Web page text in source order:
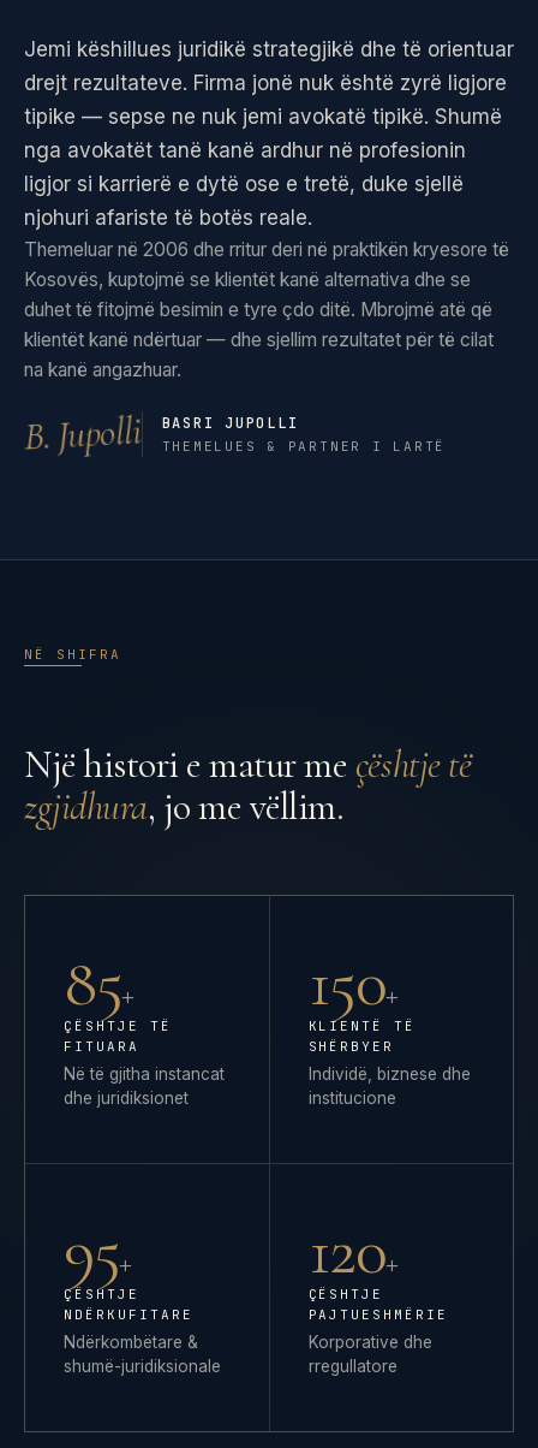
Jemi këshillues juridikë strategjikë dhe të orientuar
drejt rezultateve. Firma jonë nuk është zyrë ligjore
tipike — sepse ne nuk jemi avokatë tipikë. Shumë
nga avokatët tanë kanë ardhur në profesionin
ligjor si karrierë e dytë ose e tretë, duke sjellë
njohuri afariste të botës reale.
Themeluar në 2006 dhe rritur deri në praktikën kryesore të
Kosovës, kuptojmë se klientët kanë alternativa dhe se
duhet të fitojmë besimin e tyre çdo ditë. Mbrojmë atë që
klientët kanë ndërtuar — dhe sjellim rezultatet për të cilat
na kanë angazhuar.
B. Jupolli BASRI JUPOLLI
THEMELUES & PARTNER I LARTË
NË SHIFRA
Një histori e matur me çështje të
zgjidhura, jo me vëllim.
85+
ÇËSHTJE TË
FITUARA
Në të gjitha instancat
dhe juridiksionet
150+
KLIENTË TË
SHËRBYER
Individë, biznese dhe
institucione
95+
ÇËSHTJE
NDËRKUFITARE
Ndërkombëtare &
shumë-juridiksionale
120+
ÇËSHTJE
PAJTUESHMËRIE
Korporative dhe
rregullatore